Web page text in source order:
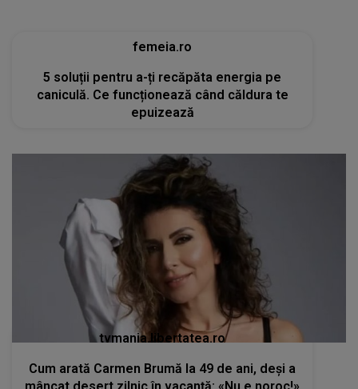
femeia.ro
5 soluții pentru a-ți recăpăta energia pe
caniculă. Ce funcționează când căldura te
epuizează
tvmania.libertatea.ro
Cum arată Carmen Brumă la 49 de ani, deși a